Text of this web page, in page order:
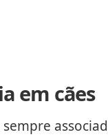
em cães